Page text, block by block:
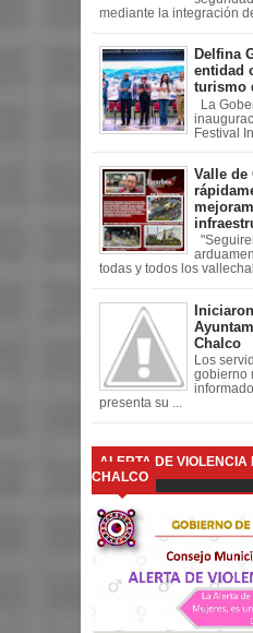
mediante la integración
Delfina
entidad
turismo
La
Festival
Valle de
todas y todos los
Chalco
Los
gobierno
presenta su ...
ALERTA DE VIOLENCIA
CHALCO